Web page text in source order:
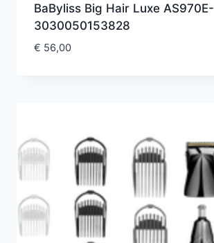
BaByliss Big Hair Luxe AS970E-
3030050153828
€ 56,00